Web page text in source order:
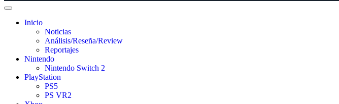
Inicio
Noticias
Análisis/Reseña/Review
Reportajes
Nintendo
Nintendo Switch 2
PlayStation
PS5
PS VR2